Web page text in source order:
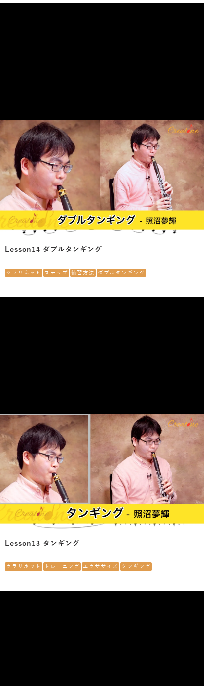
Lesson14 ダブルタンギング
クラリネット ステップ 練習方法 ダブルタンギング
Lesson13 タンギング
クラリネット トレーニング エクササイズ タンギング